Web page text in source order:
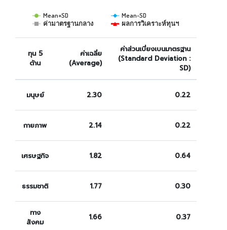
Mean+SD Mean-SD
ค่ามาตรฐานกลาง ผลการวิเคราะห์ทุนฯ
ทุน 5
ด้าน
ค่าเฉลี่ย
(Average)
ค่าส่วนเบี่ยงเบนมาตรฐาน
(Standard Deviation :
SD)
มนุษย์ 2.30 0.22
กายภาพ 2.14 0.22
เศรษฐกิจ 1.82 0.64
ธรรมชาติ 1.77 0.30
ทาง
สังคม
1.66 0.37